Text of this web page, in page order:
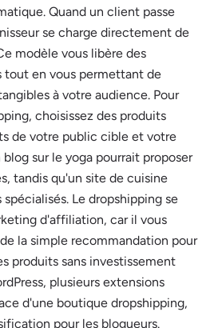
Quand un client passe
se charge directement de
modèle vous libère des
en vous permettant de
à votre audience. Pour
choisissez des produits
de votre public cible et votre
sur le yoga pourrait proposer
tandis qu'un site de cuisine
Le dropshipping se
d'affiliation, car il vous
la simple recommandation pour
produits sans investissement
plusieurs extensions
d'une boutique dropshipping,
pour les blogueurs.